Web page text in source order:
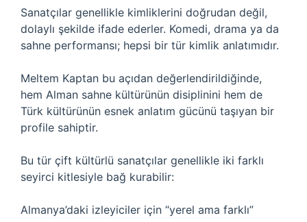
Sanatçılar genellikle kimliklerini doğrudan değil,
dolaylı şekilde ifade ederler. Komedi, drama ya da
sahne performansı; hepsi bir tür kimlik anlatımıdır.
Meltem Kaptan bu açıdan değerlendirildiğinde,
hem Alman sahne kültürünün disiplinini hem de
Türk kültürünün esnek anlatım gücünü taşıyan bir
profile sahiptir.
Bu tür çift kültürlü sanatçılar genellikle iki farklı
seyirci kitlesiyle bağ kurabilir:
Almanya’daki izleyiciler için “yerel ama farklı”